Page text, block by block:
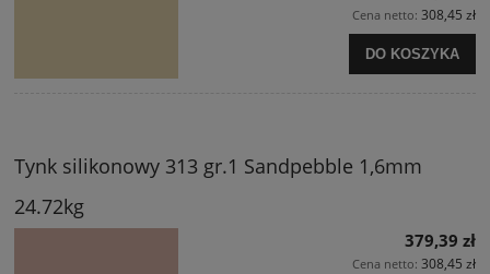
Cena netto: 308,45 zł
DO KOSZYKA
Tynk silikonowy 313 gr.1 Sandpebble 1,6mm
24.72kg
379,39 zł
Cena netto: 308,45 zł